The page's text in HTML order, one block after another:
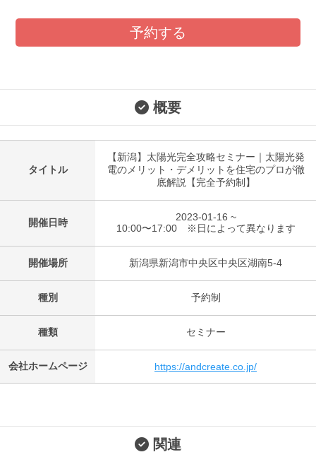
予約する
概要
タイトル
【新潟】太陽光完全攻略セミナー｜太陽光発
電のメリット・デメリットを住宅のプロが徹
底解説【完全予約制】
開催日時
2023-01-16 ~
10:00〜17:00 ※日によって異なります
開催場所 新潟県新潟市中央区中央区湖南5-4
種別 予約制
種類 セミナー
会社ホームページ https://andcreate.co.jp/
関連